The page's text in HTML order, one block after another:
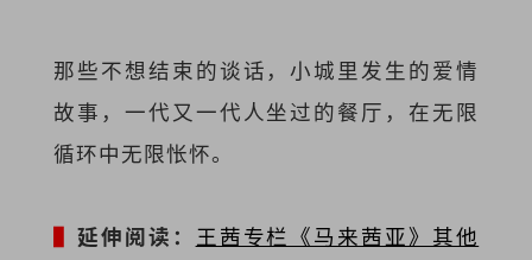
那些不想结束的谈话，小城里发生的爱情
故事，一代又一代人坐过的餐厅，在无限
循环中无限怅怀。
▌ 延伸阅读： 王茜专栏《马来茜亚》其他